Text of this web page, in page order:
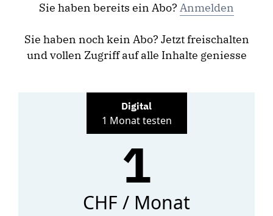
Sie haben bereits ein Abo? Anmelden
Sie haben noch kein Abo? Jetzt freischalten
und vollen Zugriff auf alle Inhalte geniesse
Digital
1 Monat testen
1
CHF / Monat